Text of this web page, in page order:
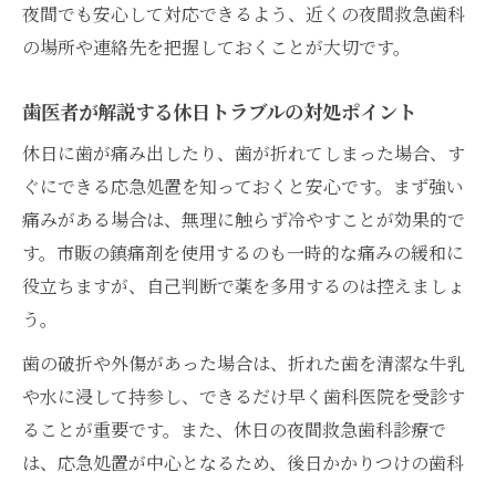
夜間でも安心して対応できるよう、近くの夜間救急歯科
の場所や連絡先を把握しておくことが大切です。
歯医者が解説する休日トラブルの対処ポイント
休日に歯が痛み出したり、歯が折れてしまった場合、す
ぐにできる応急処置を知っておくと安心です。まず強い
痛みがある場合は、無理に触らず冷やすことが効果的で
す。市販の鎮痛剤を使用するのも一時的な痛みの緩和に
役立ちますが、自己判断で薬を多用するのは控えましょ
う。
歯の破折や外傷があった場合は、折れた歯を清潔な牛乳
や水に浸して持参し、できるだけ早く歯科医院を受診す
ることが重要です。また、休日の夜間救急歯科診療で
は、応急処置が中心となるため、後日かかりつけの歯科